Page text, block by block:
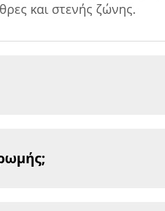
και στενής ζώνης.